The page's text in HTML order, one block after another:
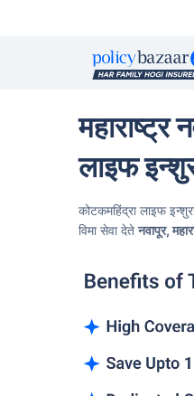
महाराष्ट्र
लाइफ
कोटकमहिंद्रा लाइफ
विमा सेवा देतेनवापूर,